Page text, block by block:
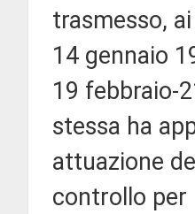
trasmesso,
14 gennaio
19 febbraio-
stessa ha
attuazione
controllo per